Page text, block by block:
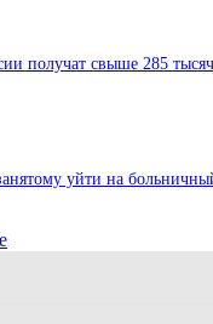
получат свыше 285
уйти на